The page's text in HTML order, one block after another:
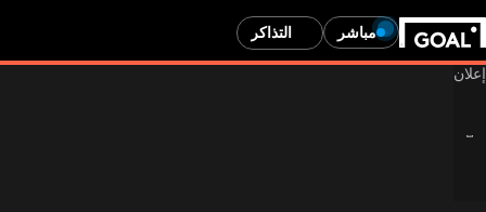
مباشر التذاكر